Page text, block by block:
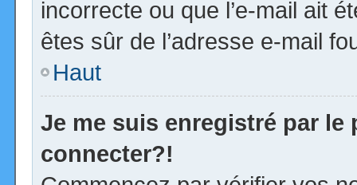
incorrecte ou que l’e-mail ait
êtes sûr de l’adresse e-mail
Haut
Je me suis enregistré par le
connecter?!